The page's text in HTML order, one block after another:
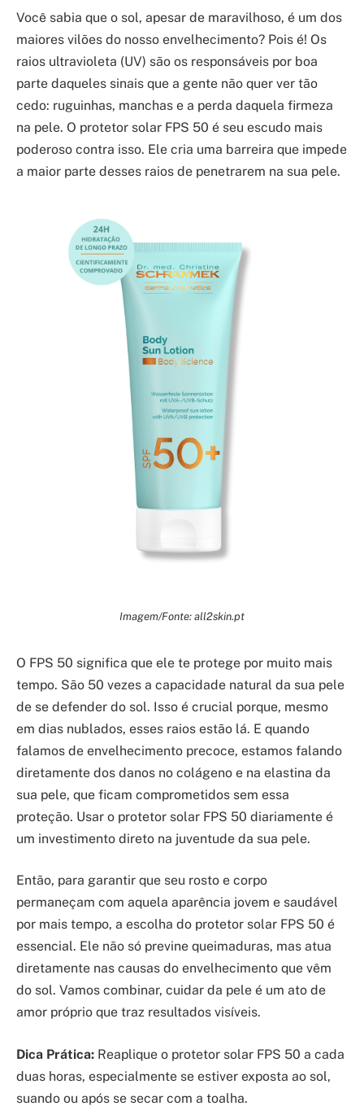
Você sabia que o sol, apesar de maravilhoso, é um dos
maiores vilões do nosso envelhecimento? Pois é! Os
raios ultravioleta (UV) são os responsáveis por boa
parte daqueles sinais que a gente não quer ver tão
cedo: ruguinhas, manchas e a perda daquela firmeza
na pele. O protetor solar FPS 50 é seu escudo mais
poderoso contra isso. Ele cria uma barreira que impede
a maior parte desses raios de penetrarem na sua pele.
Imagem/Fonte: all2skin.pt
O FPS 50 significa que ele te protege por muito mais
tempo. São 50 vezes a capacidade natural da sua pele
de se defender do sol. Isso é crucial porque, mesmo
em dias nublados, esses raios estão lá. E quando
falamos de envelhecimento precoce, estamos falando
diretamente dos danos no colágeno e na elastina da
sua pele, que ficam comprometidos sem essa
proteção. Usar o protetor solar FPS 50 diariamente é
um investimento direto na juventude da sua pele.
Então, para garantir que seu rosto e corpo
permaneçam com aquela aparência jovem e saudável
por mais tempo, a escolha do protetor solar FPS 50 é
essencial. Ele não só previne queimaduras, mas atua
diretamente nas causas do envelhecimento que vêm
do sol. Vamos combinar, cuidar da pele é um ato de
amor próprio que traz resultados visíveis.
Dica Prática: Reaplique o protetor solar FPS 50 a cada
duas horas, especialmente se estiver exposta ao sol,
suando ou após se secar com a toalha.